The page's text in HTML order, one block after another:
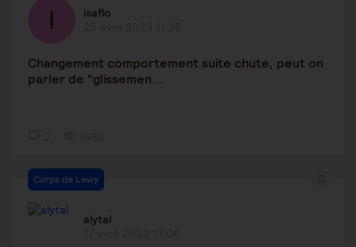
isaflo
Changement comportement suite chute, peut on
parler de "glissemen...
Corps de Lewy
alytal